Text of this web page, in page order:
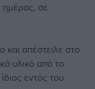
ημέρας, σε
απέστειλε στο
υλικό από το
εντός του